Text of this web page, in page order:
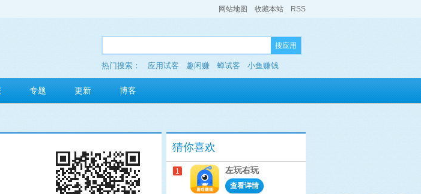
网站地图 收藏本站 RSS
搜应用
热门搜索： 应用试客 趣闲赚 蝉试客 小鱼赚钱
多玩红包
专题 更新 博客
猜你喜欢
1 左玩右玩
查看详情